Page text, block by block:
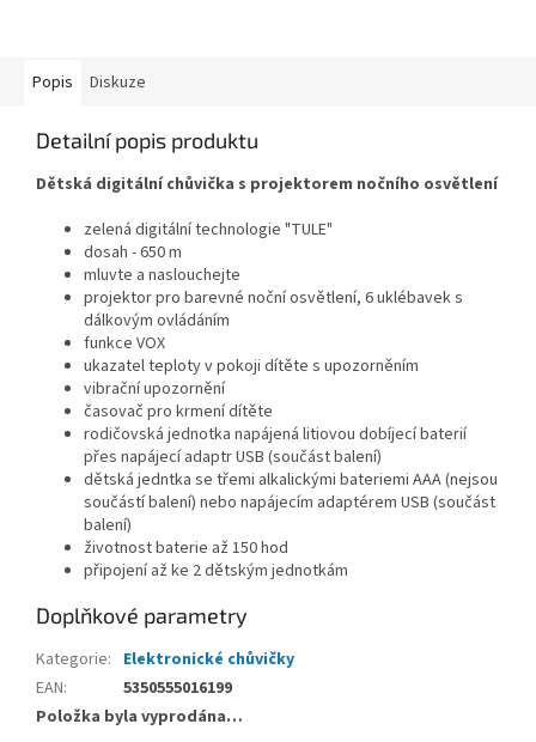
Popis Diskuze
Detailní popis produktu
Dětská digitální chůvička s projektorem nočního osvětlení
zelená digitální technologie "TULE"
dosah - 650 m
mluvte a naslouchejte
projektor pro barevné noční osvětlení, 6 uklébavek s
dálkovým ovládáním
funkce VOX
ukazatel teploty v pokoji dítěte s upozorněním
vibrační upozornění
časovač pro krmení dítěte
rodičovská jednotka napájená litiovou dobíjecí baterií
přes napájecí adaptr USB (součást balení)
dětská jedntka se třemi alkalickými bateriemi AAA (nejsou
součástí balení) nebo napájecím adaptérem USB (součást
balení)
životnost baterie až 150 hod
připojení až ke 2 dětským jednotkám
Doplňkové parametry
Kategorie: Elektronické chůvičky
EAN:
5350555016199
Položka byla vyprodána…